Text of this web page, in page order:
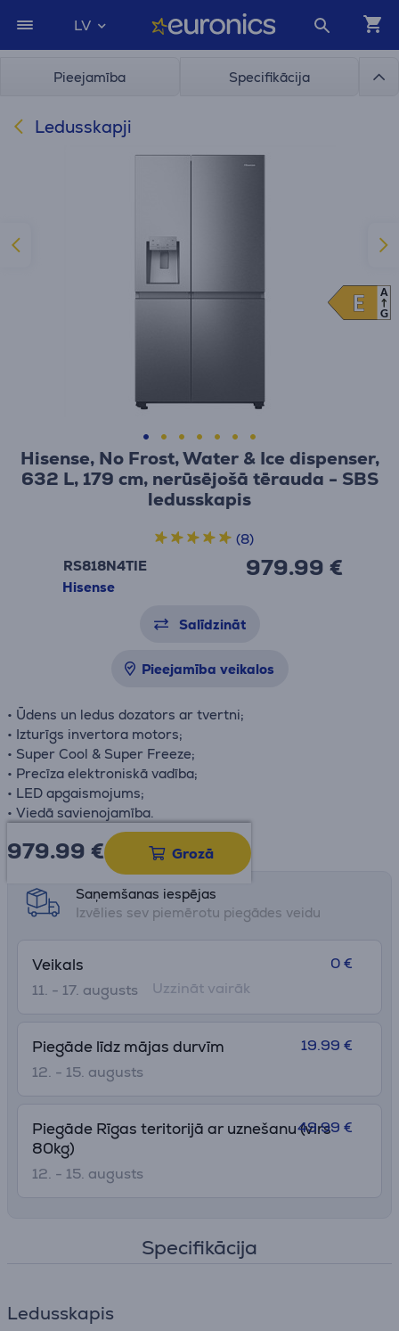
LV
Pieejamība Specifikācija
Ledusskapji
Hisense, No Frost, Water & Ice dispenser,
632 L, 179 cm, nerūsējošā tērauda - SBS
ledusskapis
RS818N4TIE
Hisense
979.99 €
(8)
Salīdzināt
Pieejamība veikalos
• Ūdens un ledus dozators ar tvertni;
• Izturīgs invertora motors;
• Super Cool & Super Freeze;
• Precīza elektroniskā vadība;
• LED apgaismojums;
• Viedā savienojamība.
979.99 € Grozā
Datu lapa
E
E
A
G
Saņemšanas iespējas
Izvēlies sev piemērotu piegādes veidu
Veikals
11. - 17. augusts
0 €
Uzzināt vairāk
Piegāde līdz mājas durvīm
12. - 15. augusts
19.99 €
Piegāde Rīgas teritorijā ar uznešanu (virs
80kg)
12. - 15. augusts
49.99 €
Specifikācija
Ledusskapis